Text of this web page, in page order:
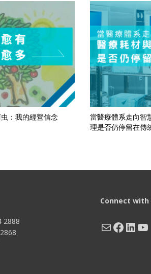
：我的經營信念
當醫療體系走向智
理是否仍停留在傳
2888
Connect with
Mail